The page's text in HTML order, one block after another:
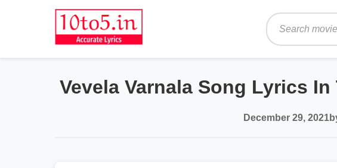
Vevela Varnala Song Lyrics
December 29, 2021